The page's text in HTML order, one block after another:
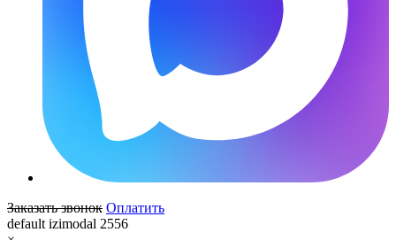
Заказать звонок Оплатить
default izimodal 2556